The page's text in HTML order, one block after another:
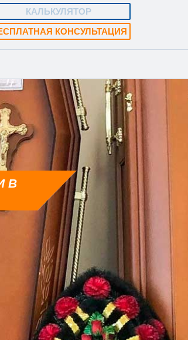
КАЛЬКУЛЯТОР
КОНСУЛЬТАЦИЯ
В